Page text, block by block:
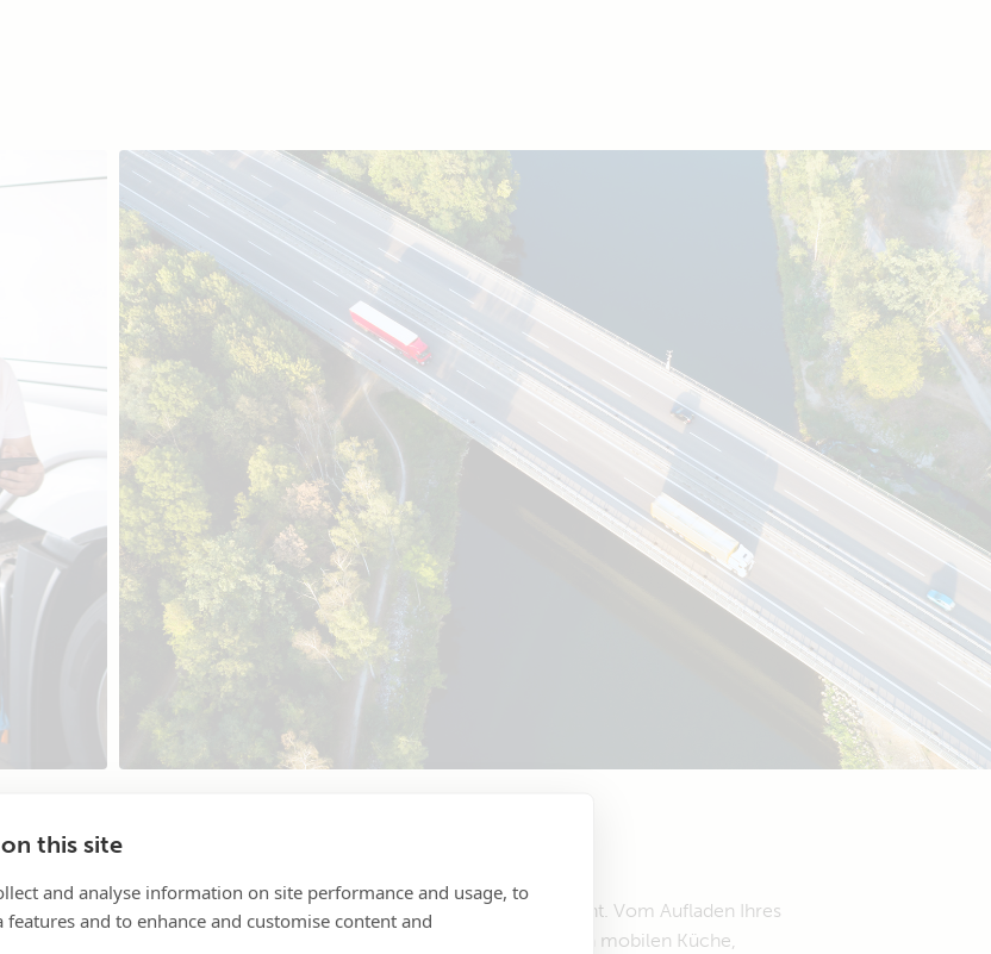
this site
and analyse information on site performance and usage, to
and to enhance and customise content and
Was auch immer Ihr Leben an Bord angenehmer macht. Vom Aufladen Ihres
Laptops bis hin zur Stromversorgung einer kompletten mobilen Küche,